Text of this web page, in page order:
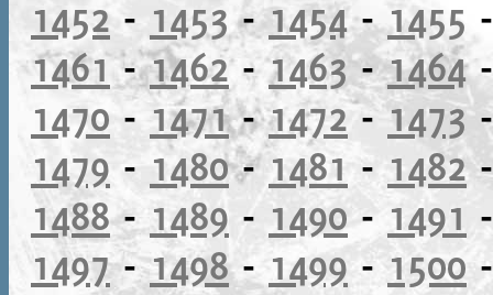
1452 - 1453 -1454-1455
1461-1462-1463-1464
1470 - 1471-1472-1473
1479 - 1480- 1481 - 1482
1488-1489 - 1490- 1491
1497-1498-1499-1500